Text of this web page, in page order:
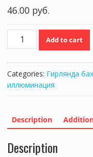
46.00 руб.
Winner
RGB.02.7W.8L+
8
quantity
Add to cart
Categories: Гирлянда
иллюминация
Description
Description